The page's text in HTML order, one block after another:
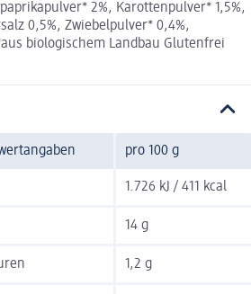
2%, Karottenpulver* 1,5%,
0,5%, Zwiebelpulver* 0,4%,
biologischem Landbau Glutenfrei
pro 100 g
1.726 kJ / 411 kcal
14 g
1,2 g